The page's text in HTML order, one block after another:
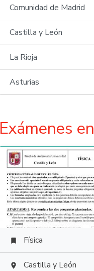
Comunidad de Madrid
Castilla y León
La Rioja
Asturias
Exámenes
 Física
 Castilla y León